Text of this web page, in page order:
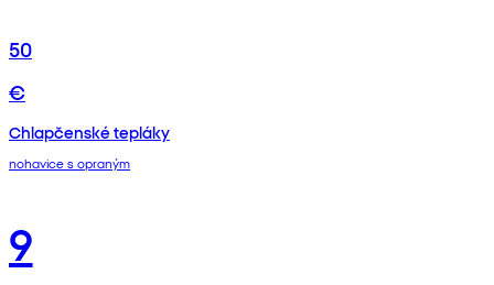
50
€
Chlapčenské tepláky
nohavice s opraným
9